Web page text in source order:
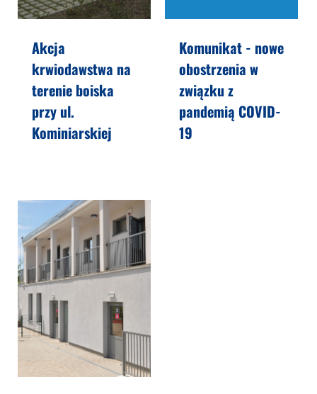
Akcja
krwiodawstwa na
terenie boiska
przy ul.
Kominiarskiej
Komunikat - nowe
obostrzenia w
związku z
pandemią COVID-
19